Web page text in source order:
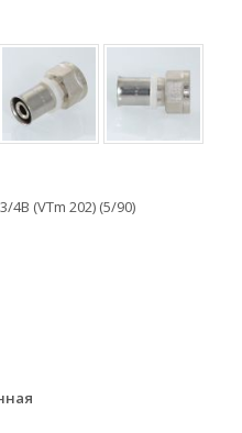
4В (VTm 202) (5/90)